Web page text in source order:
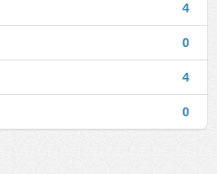
4
0
4
0